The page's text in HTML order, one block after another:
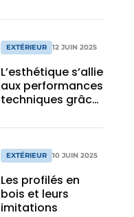
grandes fenêtres
la lumière
naturelle
EXTÉRIEUR 12 JUIN 2025
L’esthétique s’allie
aux performances
techniques grâce
EXTÉRIEUR 10 JUIN 2025
Les profilés en
bois et leurs
imitations